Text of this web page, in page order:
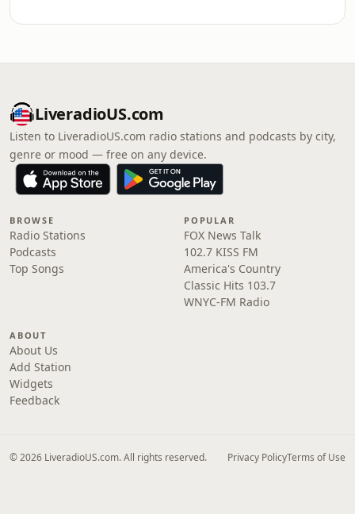
LiveradioUS.com
Listen to LiveradioUS.com radio stations and podcasts by city,
genre or mood — free on any device.
BROWSE
Radio Stations
Podcasts
Top Songs
POPULAR
FOX News Talk
102.7 KISS FM
America's Country
Classic Hits 103.7
WNYC-FM Radio
ABOUT
About Us
Add Station
Widgets
Feedback
© 2026 LiveradioUS.com. All rights reserved. Privacy PolicyTerms of Use